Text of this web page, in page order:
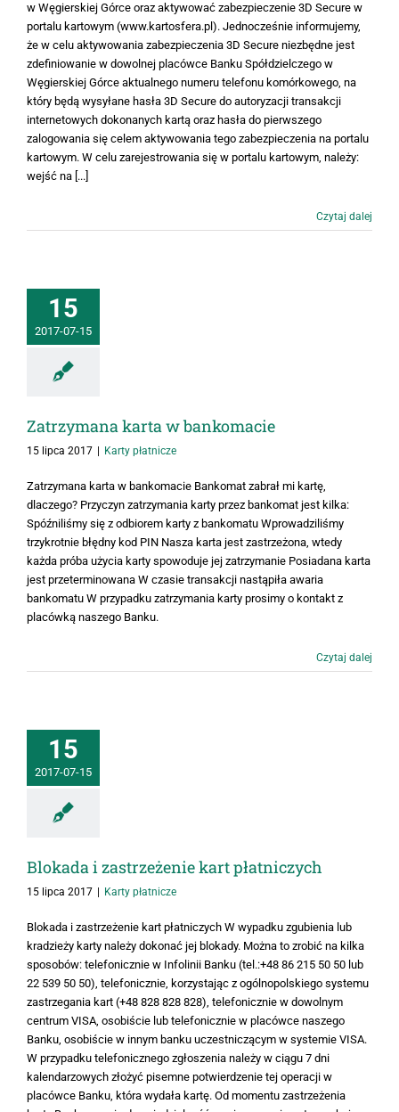
w Węgierskiej Górce oraz aktywować zabezpieczenie 3D Secure w
portalu kartowym (www.kartosfera.pl). Jednocześnie informujemy,
że w celu aktywowania zabezpieczenia 3D Secure niezbędne jest
zdefiniowanie w dowolnej placówce Banku Spółdzielczego w
Węgierskiej Górce aktualnego numeru telefonu komórkowego, na
który będą wysyłane hasła 3D Secure do autoryzacji transakcji
internetowych dokonanych kartą oraz hasła do pierwszego
zalogowania się celem aktywowania tego zabezpieczenia na portalu
kartowym. W celu zarejestrowania się w portalu kartowym, należy:
wejść na [...]
Czytaj dalej
15
2017-07-15
Zatrzymana karta w bankomacie
15 lipca 2017 Karty płatnicze
Zatrzymana karta w bankomacie Bankomat zabrał mi kartę,
dlaczego? Przyczyn zatrzymania karty przez bankomat jest kilka:
Spóźniliśmy się z odbiorem karty z bankomatu Wprowadziliśmy
trzykrotnie błędny kod PIN Nasza karta jest zastrzeżona, wtedy
każda próba użycia karty spowoduje jej zatrzymanie Posiadana karta
jest przeterminowana W czasie transakcji nastąpiła awaria
bankomatu W przypadku zatrzymania karty prosimy o kontakt z
placówką naszego Banku.
Czytaj dalej
15
2017-07-15
Blokada i zastrzeżenie kart płatniczych
15 lipca 2017 Karty płatnicze
Blokada i zastrzeżenie kart płatniczych W wypadku zgubienia lub
kradzieży karty należy dokonać jej blokady. Można to zrobić na kilka
sposobów: telefonicznie w Infolinii Banku (tel.:+48 86 215 50 50 lub
22 539 50 50), telefonicznie, korzystając z ogólnopolskiego systemu
zastrzegania kart (+48 828 828 828), telefonicznie w dowolnym
centrum VISA, osobiście lub telefonicznie w placówce naszego
Banku, osobiście w innym banku uczestniczącym w systemie VISA.
W przypadku telefonicznego zgłoszenia należy w ciągu 7 dni
kalendarzowych złożyć pisemne potwierdzenie tej operacji w
placówce Banku, która wydała kartę. Od momentu zastrzeżenia